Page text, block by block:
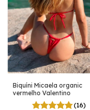
Biquíni Micaela organic
vermelho Valentino
(16)